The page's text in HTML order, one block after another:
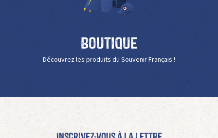
Boutique
Découvrez les produits du Souvenir Français !